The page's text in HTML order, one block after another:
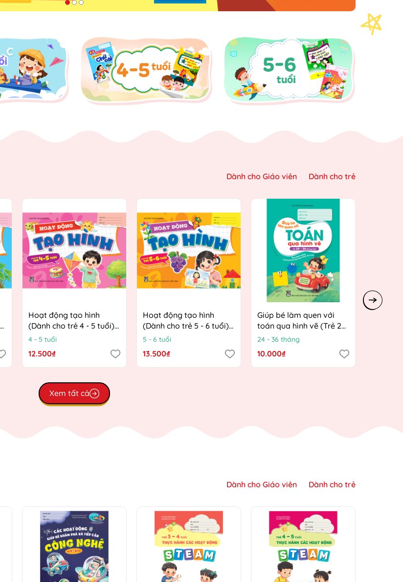
Dành cho Giáo viên Dành cho trẻ
Hoạt động tạo hình
(Dành cho trẻ 4 - 5 tuổi)
(Theo định hướng
mầm non mới)
4 - 5 tuổi
12.500₫
Hoạt động tạo hình
(Dành cho trẻ 5 - 6 tuổi)
(Theo định hướng
mầm non mới)
5 - 6 tuổi
13.500₫
Giúp bé làm quen với
toán qua hình vẽ (Trẻ 24
- 36 tháng tuổi) (Theo
định hướng Chương trình
Giáo dục mầm non mới)
24 - 36 tháng
10.000₫
Xem tất cả
Dành cho Giáo viên Dành cho trẻ